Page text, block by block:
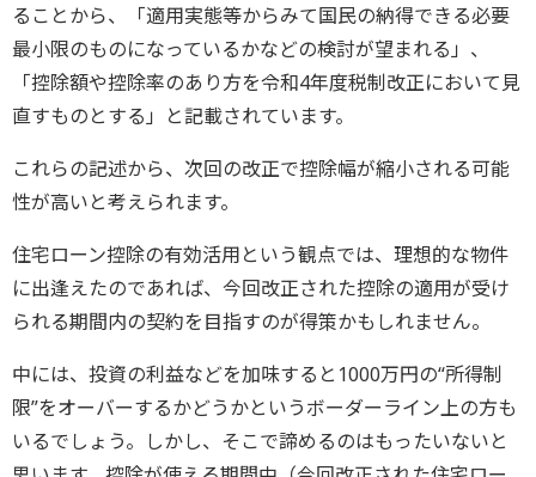
ることから、「適用実態等からみて国民の納得できる必要
最小限のものになっているかなどの検討が望まれる」、
「控除額や控除率のあり方を令和4年度税制改正において見
直すものとする」と記載されています。
これらの記述から、次回の改正で控除幅が縮小される可能
性が高いと考えられます。
住宅ローン控除の有効活用という観点では、理想的な物件
に出逢えたのであれば、今回改正された控除の適用が受け
られる期間内の契約を目指すのが得策かもしれません。
中には、投資の利益などを加味すると1000万円の“所得制
限”をオーバーするかどうかというボーダーライン上の方も
いるでしょう。しかし、そこで諦めるのはもったいないと